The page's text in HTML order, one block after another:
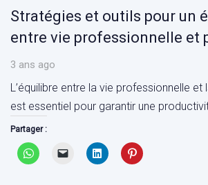
Stratégies et outils pour un
entre vie professionnelle et
3 ans ago
L’équilibre entre la vie professionnelle et
est essentiel pour garantir une
Partager :